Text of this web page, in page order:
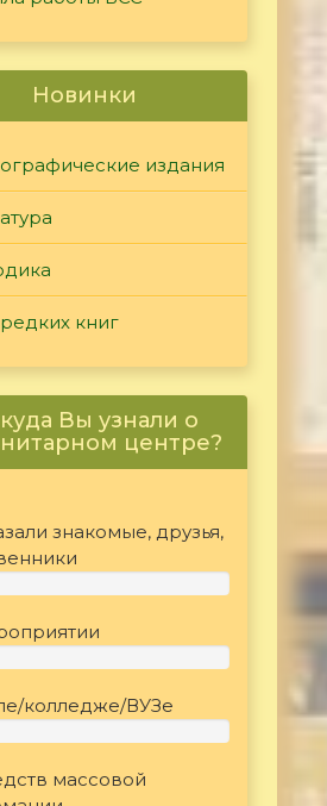
Новинки
издания
книг
Вы узнали о
центре?
знакомые, друзья,
колледже/ВУЗе
массовой